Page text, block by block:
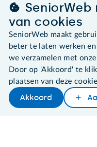
Later lezen
Algemene voorwaarden
Cookies en cookie-
Disclaimer
van cookies
SeniorWeb maakt
beter te laten werken
we verzamelen met
Door op 'Akkoord' te
plaatsen van deze
Akkoord